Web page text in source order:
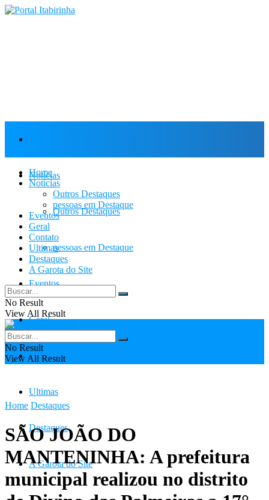
Notícias
Outros Destaques
pessoas em Destaque
Eventos
Geral
Contato
Ultimas
Destaques
A Garota do Site
Home
Notícias
Outros Destaques
pessoas em Destaque
Eventos
Geral
Contato
Ultimas
Destaques
A Garota do Site
No Result
View All Result
No Result
View All Result
Home Destaques
SÃO JOÃO DO
MANTENINHA: A prefeitura
municipal realizou no distrito